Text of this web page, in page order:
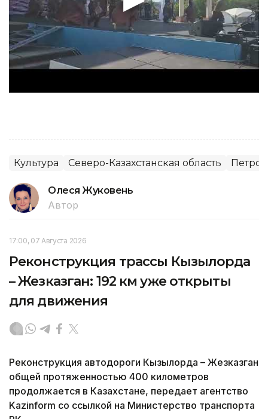
Культура Северо-Казахстанская область
Олеся Жуковень
Автор
17:00, 07 Августа 2026
Реконструкция трассы Кызылорда
– Жезказган: 192 км уже открыты
для движения
Реконструкция автодороги Кызылорда – Жезказган
общей протяженностью 400 километров
продолжается в Казахстане, передает агентство
Kazinform со ссылкой на Министерство транспорта